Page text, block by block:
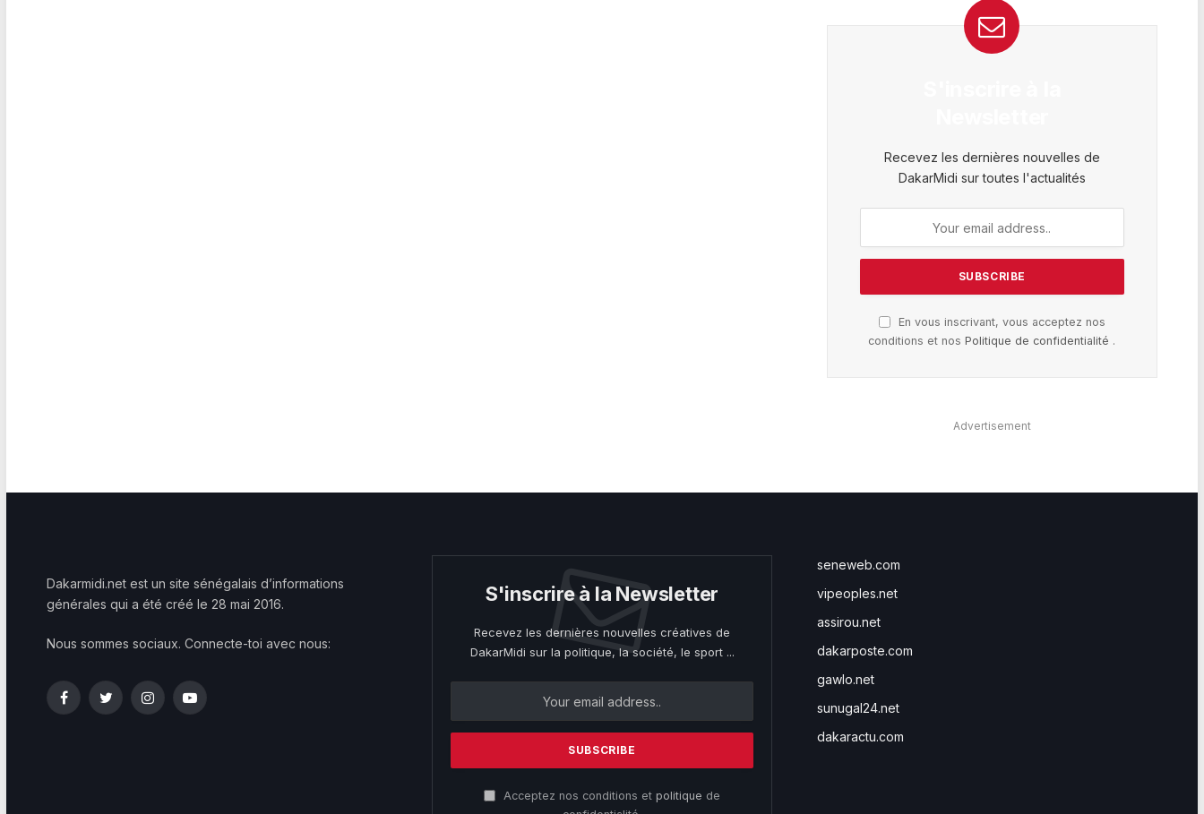
Recevez les dernières nouvelles de
DakarMidi sur toutes l'actualités
En vous inscrivant, vous acceptez nos
conditions et nosPolitique de confidentialité .
Advertisement
Dakarmidi.net est un site sénégalais d’informations
générales qui a été créé le 28 mai 2016.
Nous sommes sociaux. Connecte-toi avec nous:
FacebookTwitterInstagramYouTube
S'inscrire à la Newsletter
Recevez les dernières nouvelles créatives de
DakarMidi sur la politique, la société, le sport ...
Acceptez nos conditions et politique de
seneweb.com
vipeoples.net
assirou.net
dakarposte.com
gawlo.net
sunugal24.net
dakaractu.com